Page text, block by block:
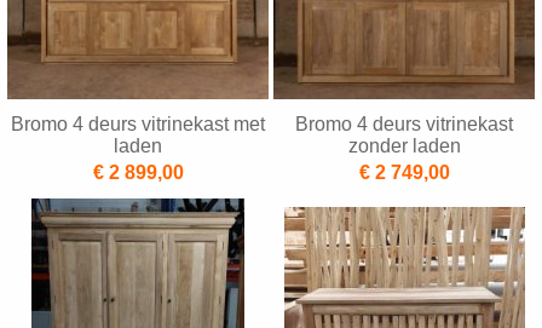
Bromo 4 deurs vitrinekast met
laden
€ 2 899,00
Bromo 4 deurs vitrinekast
zonder laden
€ 2 749,00